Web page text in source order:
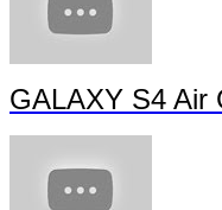
GALAXY S4 Air